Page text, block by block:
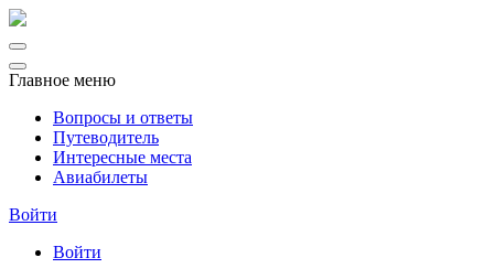
Главное меню
Вопросы и ответы
Путеводитель
Интересные места
Авиабилеты
Войти
Войти